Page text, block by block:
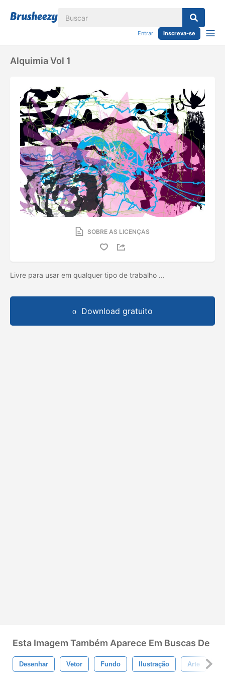
Entrar Inscreva-se
Alquimia Vol 1
SOBRE AS LICENÇAS
Livre para usar em qualquer tipo de trabalho ...
Download gratuito
Esta Imagem Também Aparece Em Buscas De
Desenhar Vetor Fundo Ilustração Arte